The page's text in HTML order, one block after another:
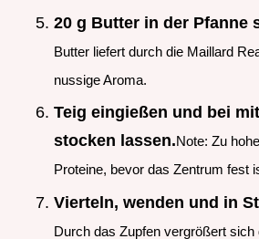
20 g Butter in der Pfanne
Butter liefert durch die Maillard
nussige Aroma.
Teig eingießen und bei
stocken lassen.Note: Zu
Proteine, bevor das Zentrum fest
Vierteln, wenden und in
Durch das Zupfen vergrößert sich